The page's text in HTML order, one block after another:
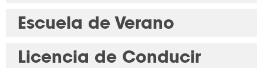
Escuela de Verano
Licencia de Conducir